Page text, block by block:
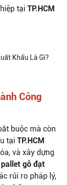
tại TP.HCM
Công
buộc mà còn
tại TP.HCM
và xây dựng
pallet gỗ đạt
rủi ro pháp lý,